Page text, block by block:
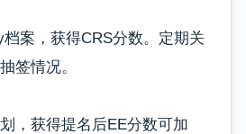
案，获得CRS分数。定期关
签情况。
，获得提名后EE分数可加